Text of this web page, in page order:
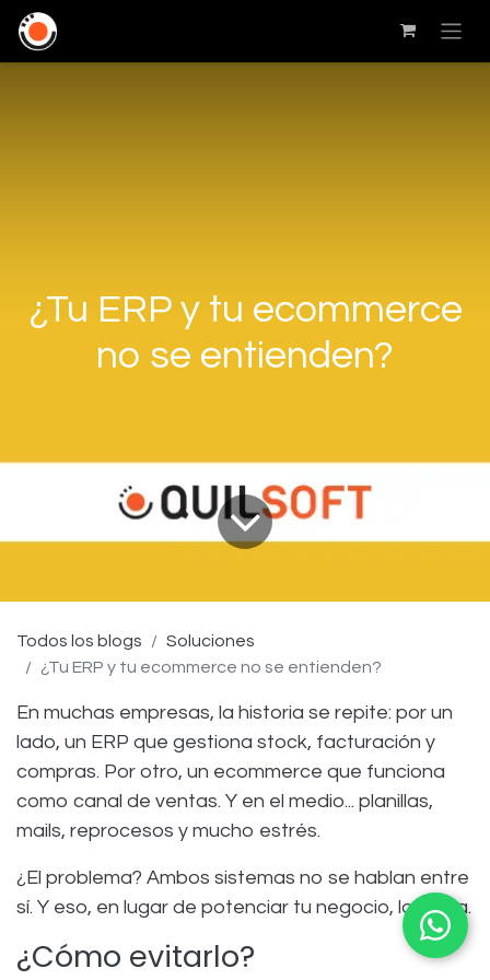
¿Tu ERP y tu ecommerce
no se entienden?
Todos los blogs
Soluciones
¿Tu ERP y tu ecommerce no se entienden?
En muchas empresas, la historia se repite: por un
lado, un ERP que gestiona stock, facturación y
compras. Por otro, un ecommerce que funciona
como canal de ventas. Y en el medio... planillas,
mails, reprocesos y mucho estrés.
¿El problema? Ambos sistemas no se hablan entre
sí. Y eso, en lugar de potenciar tu negocio, lo frena.
¿Cómo evit​arlo?